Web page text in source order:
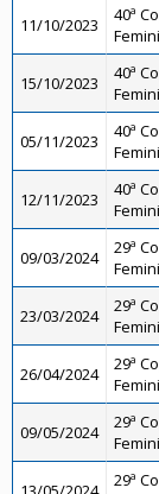
11/10/2023
40ª
15/10/2023
40ª
05/11/2023
40ª
12/11/2023
40ª
09/03/2024
29ª
23/03/2024
29ª
26/04/2024
29ª
09/05/2024
29ª
29ª